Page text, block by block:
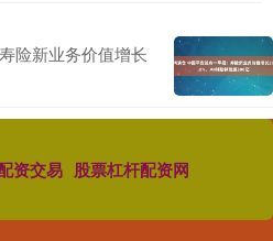
险新业务价值增长
资交易 股票杠杆配资网